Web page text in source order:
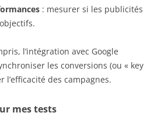
: mesurer si les publicités
l’intégration avec Google
les conversions (ou « key
l’efficacité des campagnes.
mes tests